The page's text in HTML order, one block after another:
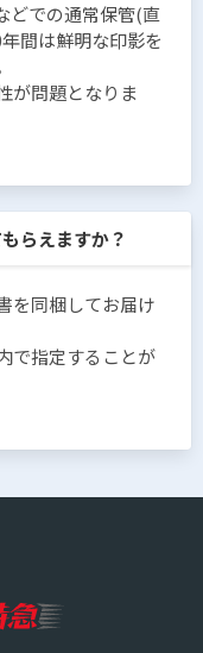
どでの通常保管(直
間は鮮明な印影を
が問題となりま
らえますか？
を同梱してお届け
で指定することが